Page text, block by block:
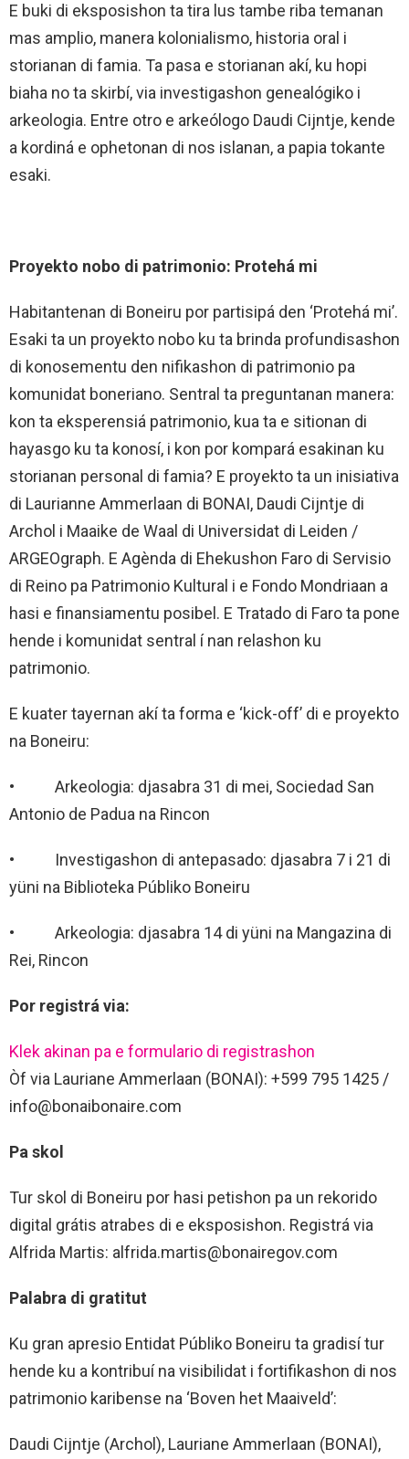
E buki di eksposishon ta tira lus tambe riba temanan
mas amplio, manera kolonialismo, historia oral i
storianan di famia. Ta pasa e storianan akí, ku hopi
biaha no ta skirbí, via investigashon genealógiko i
arkeologia. Entre otro e arkeólogo Daudi Cijntje, kende
a kordiná e ophetonan di nos islanan, a papia tokante
esaki.
Proyekto nobo di patrimonio: Protehá mi
Habitantenan di Boneiru por partisipá den ‘Protehá mi’.
Esaki ta un proyekto nobo ku ta brinda profundisashon
di konosementu den nifikashon di patrimonio pa
komunidat boneriano. Sentral ta preguntanan manera:
kon ta eksperensiá patrimonio, kua ta e sitionan di
hayasgo ku ta konosí, i kon por kompará esakinan ku
storianan personal di famia? E proyekto ta un inisiativa
di Laurianne Ammerlaan di BONAI, Daudi Cijntje di
Archol i Maaike de Waal di Universidat di Leiden /
ARGEOgraph. E Agènda di Ehekushon Faro di Servisio
di Reino pa Patrimonio Kultural i e Fondo Mondriaan a
hasi e finansiamentu posibel. E Tratado di Faro ta pone
hende i komunidat sentral í nan relashon ku
patrimonio.
E kuater tayernan akí ta forma e ‘kick-off’ di e proyekto
na Boneiru:
• Arkeologia: djasabra 31 di mei, Sociedad San
Antonio de Padua na Rincon
• Investigashon di antepasado: djasabra 7 i 21 di
yüni na Biblioteka Públiko Boneiru
• Arkeologia: djasabra 14 di yüni na Mangazina di
Rei, Rincon
Por registrá via:
Klek akinan pa e formulario di registrashon
Òf via Lauriane Ammerlaan (BONAI): +599 795 1425 /
info@bonaibonaire.com
Pa skol
Tur skol di Boneiru por hasi petishon pa un rekorido
digital grátis atrabes di e eksposishon. Registrá via
Alfrida Martis: alfrida.martis@bonairegov.com
Palabra di gratitut
Ku gran apresio Entidat Públiko Boneiru ta gradisí tur
hende ku a kontribuí na visibilidat i fortifikashon di nos
patrimonio karibense na ‘Boven het Maaiveld’:
Daudi Cijntje (Archol), Lauriane Ammerlaan (BONAI),